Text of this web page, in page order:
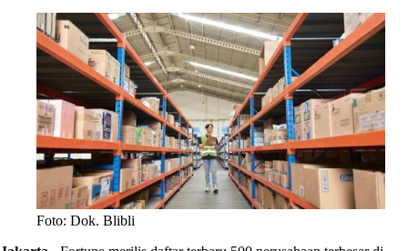
Foto: Dok. Blibli